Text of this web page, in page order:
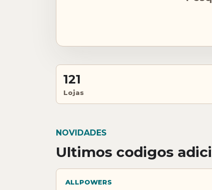
121
Lojas
NOVIDADES
Ultimos codigos
ALLPOWERS